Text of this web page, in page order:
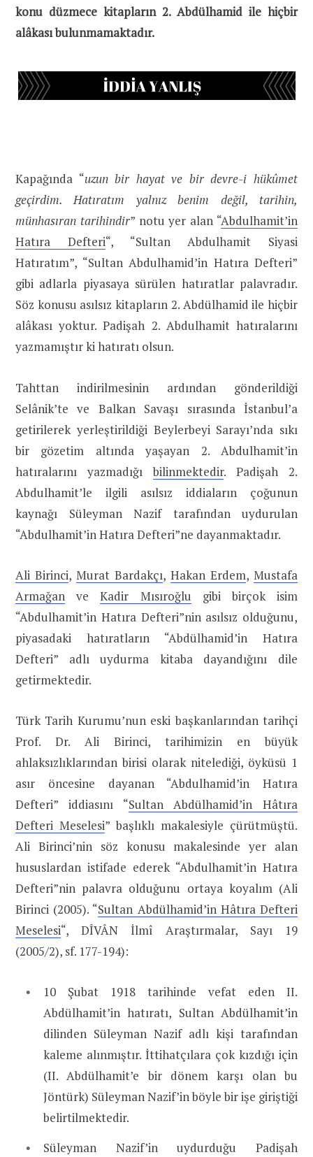
konu düzmece kitapların 2. Abdülhamid ile hiçbir
alâkası bulunmamaktadır.
Kapağında “uzun bir hayat ve bir devre-i hükûmet
geçirdim. Hatıratım yalnız benim değil, tarihin,
münhasıran tarihindir” notu yer alan “Abdulhamit’in
Hatıra Defteri“, “Sultan Abdulhamit Siyasi
Hatıratım”, “Sultan Abdulhamid’in Hatıra Defteri”
gibi adlarla piyasaya sürülen hatıratlar palavradır.
Söz konusu asılsız kitapların 2. Abdülhamid ile hiçbir
alâkası yoktur. Padişah 2. Abdulhamit hatıralarını
yazmamıştır ki hatıratı olsun.
Tahttan indirilmesinin ardından gönderildiği
Selânik’te ve Balkan Savaşı sırasında İstanbul’a
getirilerek yerleştirildiği Beylerbeyi Sarayı’nda sıkı
bir gözetim altında yaşayan 2. Abdulhamit’in
hatıralarını yazmadığıbilinmektedir. Padişah 2.
Abdulhamit’le ilgili asılsız iddiaların çoğunun
kaynağı Süleyman Nazif tarafından uydurulan
“Abdulhamit’in Hatıra Defteri”ne dayanmaktadır.
Ali Birinci, Murat Bardakçı, Hakan Erdem, Mustafa
Armağan veKadir Mısıroğlu gibi birçok isim
“Abdulhamit’in Hatıra Defteri”nin asılsız olduğunu,
piyasadaki hatıratların “Abdülhamid’in Hatıra
Defteri” adlı uydurma kitaba dayandığını dile
getirmektedir.
Türk Tarih Kurumu’nun eski başkanlarından tarihçi
Prof. Dr. Ali Birinci, tarihimizin en büyük
ahlaksızlıklarından birisi olarak nitelediği, öyküsü 1
asır öncesine dayanan “Abdulhamid’in Hatıra
Defteri” iddiasını “Sultan Abdülhamid’in Hâtıra
Defteri Meselesi” başlıklı makalesiyle çürütmüştü.
Ali Birinci’nin söz konusu makalesinde yer alan
hususlardan istifade ederek “Abdulhamit’in Hatıra
Defteri”nin palavra olduğunu ortaya koyalım (Ali
Birinci (2005). “Sultan Abdülhamid’in Hâtıra Defteri
Meselesi“, DÎVÂN İlmî Araştırmalar, Sayı 19
(2005/2), sf. 177-194):
10 Şubat 1918 tarihinde vefat eden II.
Abdülhamit’in hatıratı, Sultan Abdülhamit’in
dilinden Süleyman Nazif adlı kişi tarafından
kaleme alınmıştır. İttihatçılara çok kızdığı için
(II. Abdülhamit’e bir dönem karşı olan bu
Jöntürk) Süleyman Nazif’in böyle bir işe giriştiği
belirtilmektedir.
Süleyman Nazif’in uydurduğu Padişah